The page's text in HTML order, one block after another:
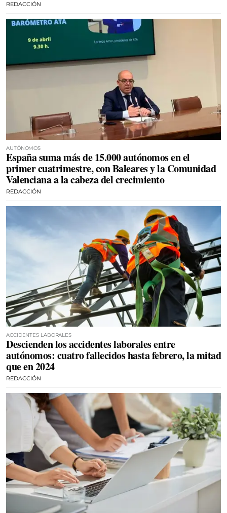
REDACCIÓN
AUTÓNOMOS
España suma más de 15.000 autónomos en el
primer cuatrimestre, con Baleares y la Comunidad
Valenciana a la cabeza del crecimiento
REDACCIÓN
ACCIDENTES LABORALES
Descienden los accidentes laborales entre
autónomos: cuatro fallecidos hasta febrero, la mitad
que en 2024
REDACCIÓN